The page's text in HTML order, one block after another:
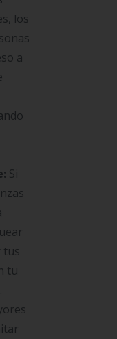
los
a
Si
tus
tu